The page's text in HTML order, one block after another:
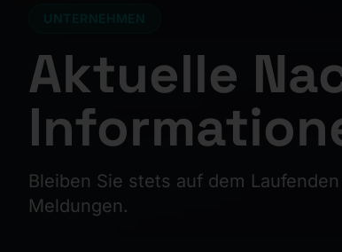
Aktuelle
Bleiben Sie stets auf dem
Meldungen.